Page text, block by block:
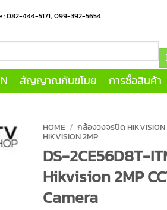
: 082-444-5171, 099-392-5654
สัญญาณกันขโมย การซื้อสินค้า
HOME / กล้องวงจรปิด HIKVISION
HIKVISION 2MP
DS-2CE56D8T-
Hikvision 2MP
Camera